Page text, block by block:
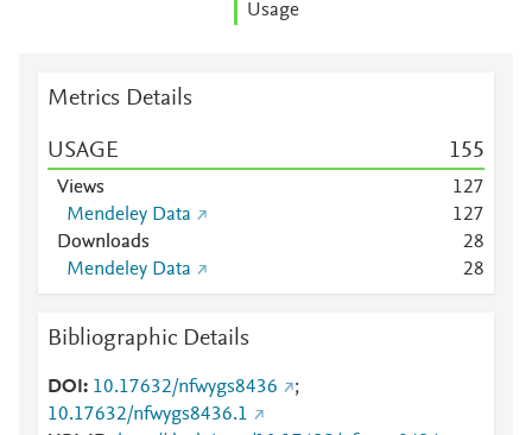
Usage
Metrics Details
USAGE 155
Views 127
Mendeley Data
127
Downloads
28
Mendeley Data
28
Bibliographic Details
DOI 10.17632/nfwygs8436
;
10.17632/nfwygs8436.1